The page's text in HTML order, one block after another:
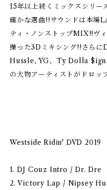
15年以上続くミックスシリ
確かな選曲!!サウンドは本場
ティ・ノンストップMIX!!ヴ
操った3Dミキシング!!さら
Hussle, YG、Ty Dolla
の大物アーティストがドロッ
Westside Ridin' DVD 2019
1. DJ Couz Intro / Dr. Dre
2. Victory Lap / Nipsey